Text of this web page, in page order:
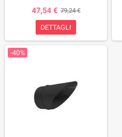
47,54 € 79,24 €
DETTAGLI
-40%